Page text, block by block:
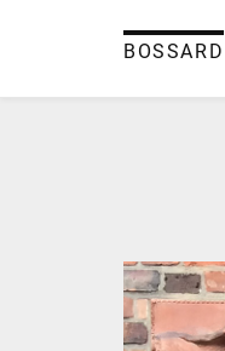
BOSSARD